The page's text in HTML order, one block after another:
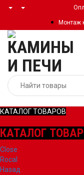
Монтаж
КАТАЛОГ ТОВАРОВ
КАТАЛОГ
Close
Rocal
Назад